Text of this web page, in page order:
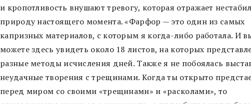
и кропотливость внушают тревогу, которая отражает
природу настоящего момента. «Фарфор — это один из самых
капризных материалов, с которым я когда-либо работала. И
можете здесь увидеть около 18 листов, на которых
разные методы исчисления дней. Также я не побоялась
неудачные творения с трещинами. Когда ты открыто
перед миром со своими «трещинами» и «расколами», то